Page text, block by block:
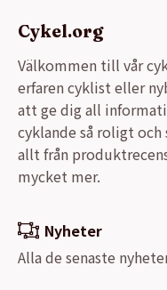
Cykel.org
Välkommen till vår
erfaren cyklist eller
att ge dig all
cyklande så roligt
allt från
mycket mer.
Nyheter
Alla de senaste